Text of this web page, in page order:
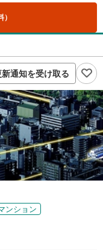
）
通知を受け取る
ンション